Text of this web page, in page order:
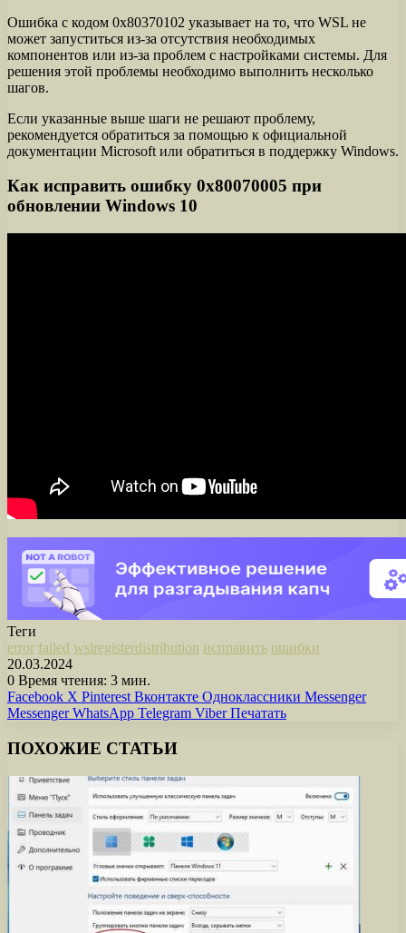
Ошибка с кодом 0x80370102 указывает на то, что WSL не
может запуститься из-за отсутствия необходимых
компонентов или из-за проблем с настройками системы. Для
решения этой проблемы необходимо выполнить несколько
шагов.
Если указанные выше шаги не решают проблему,
рекомендуется обратиться за помощью к официальной
документации Microsoft или обратиться в поддержку Windows.
Как исправить ошибку 0x80070005 при
обновлении Windows 10
Теги
error failed wslregisterdistribution исправить ошибки
20.03.2024
0 Время чтения: 3 мин.
Facebook X Pinterest Вконтакте Одноклассники Messenger
Messenger WhatsApp Telegram Viber Печатать
ПОХОЖИЕ СТАТЬИ